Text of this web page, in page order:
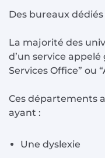
Des bureaux
La majorité des
d’un service
Services Office” ou
Ces départements
ayant :
Une dyslexie